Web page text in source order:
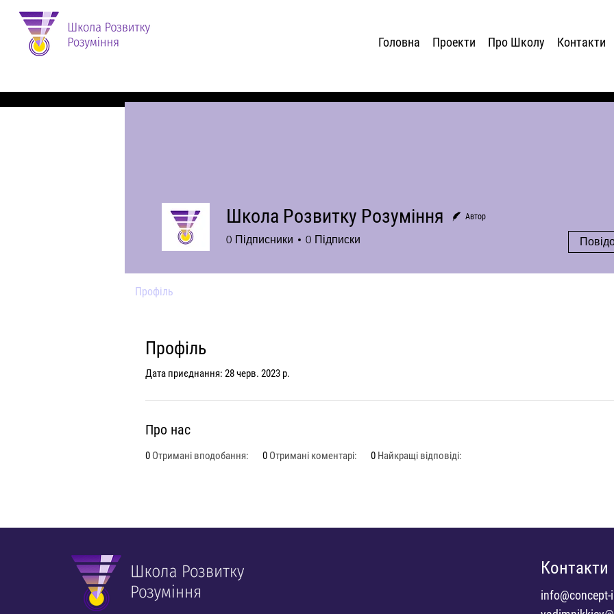
Головна Проекти Про Школу Контакти
Профіль
Дата приєднання: 28 черв. 2023 р.
Про нас
0 Отримані вподобання: 0 Отримані коментарі: 0 Найкращі відповіді:
Школа Розвитку Розуміння Автор
0 Підписники 0 Підписки
Профіль
Контакти